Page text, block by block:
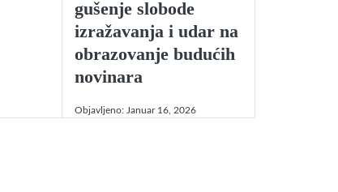
gušenje slobode
izražavanja i udar na
obrazovanje budućih
novinara
Objavljeno: Januar 16, 2026